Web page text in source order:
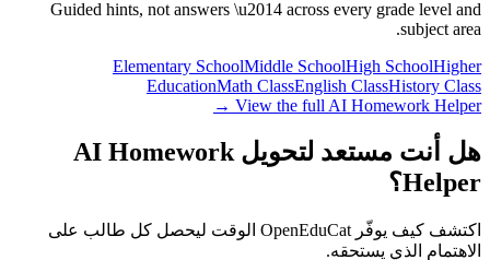
Guided hints, not answers \u2014 across every grade level and
subject area.
Elementary SchoolMiddle SchoolHigh SchoolHigher
EducationMath ClassEnglish ClassHistory Class
View the full AI Homework Helper →
هل أنت مستعد لتحويل AI Homework
Helper؟
اكتشف كيف يوفّر OpenEduCat الوقت ليحصل كل طالب على
الاهتمام الذي يستحقه.